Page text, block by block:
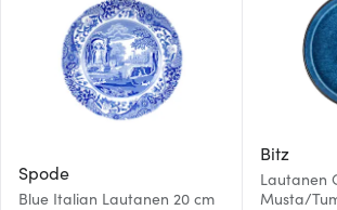
Spode
Blue Italian Lautanen 20 cm
Bitz
Lautanen
Musta/